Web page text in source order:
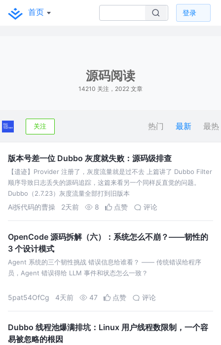
首页 登录
源码阅读
14210 关注，2022 文章
关注 热门 最新 最热
版本号差一位 Dubbo 灰度就失败：源码级排查
【遗迹】Provider 注册了，灰度流量就是过不去 上篇讲了 Dubbo Filter
顺序导致日志丢失的源码追踪，这篇来看另一个同样反直觉的问题。
Dubbo（2.7.23）灰度流量全部打到旧版本
Ai拆代码的曹操 2天前 8 点赞 评论
OpenCode 源码拆解（六）：系统怎么不崩？——韧性的
3 个设计模式
Agent 系统的三个韧性挑战 错误信息给谁看？ —— 传统错误给程序
员，Agent 错误得给 LLM 事件和状态怎么一致？
5pat54OfCg 4天前 47 点赞 评论
Dubbo 线程池爆满排坑：Linux 用户线程数限制，一个容
易被忽略的根因